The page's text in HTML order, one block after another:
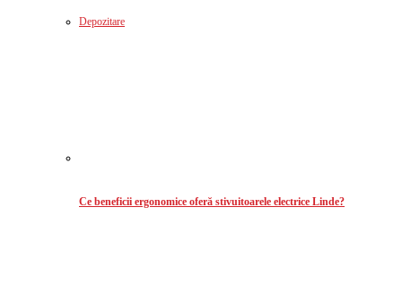
Depozitare
Ce beneficii ergonomice oferă stivuitoarele electrice Linde?